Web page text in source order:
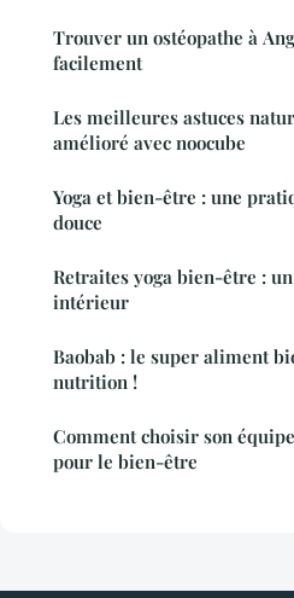
Trouver un ostéopathe à
facilement
Les meilleures astuces
amélioré avec noocube
Yoga et bien-être : une
douce
Retraites yoga bien-être :
intérieur
Baobab : le super aliment
nutrition !
Comment choisir son
pour le bien-être